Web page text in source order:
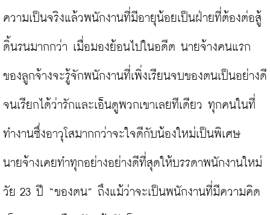
ความเป็นจริงแล้วพนักงานที่มีอายุน้อยเป็นฝ่ายที่ต้องต่อสู้
ดิ้นรนมากกว่า เมื่อมองย้อนไปในอดีต นายจ้างคนแรก
ของลูกจ้างจะรู้จักพนักงานที่เพิ่งเรียนจบของตนเป็นอย่างดี
จนเรียกได้ว่ารักและเอ็นดูพวกเขาเลยทีเดียว ทุกคนในที่
ทำงานซึ่งอาวุโสมากกว่าจะใจดีกับน้องใหม่เป็นพิเศษ
นายจ้างเคยทำทุกอย่างอย่างดีที่สุดให้บรรดาพนักงานใหม่
วัย 23 ปี “ของตน” ถึงแม้ว่าจะเป็นพนักงานที่มีความคิด